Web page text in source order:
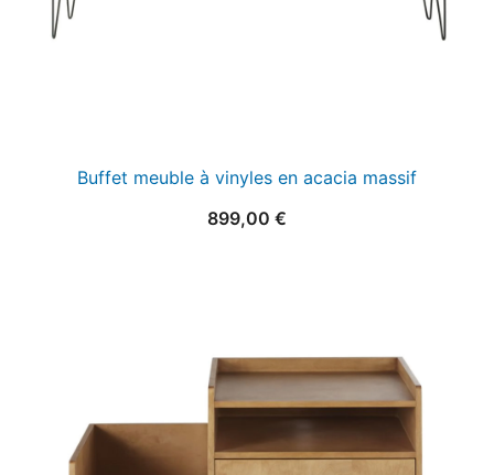
Buffet meuble à vinyles en acacia massif
899,00 €